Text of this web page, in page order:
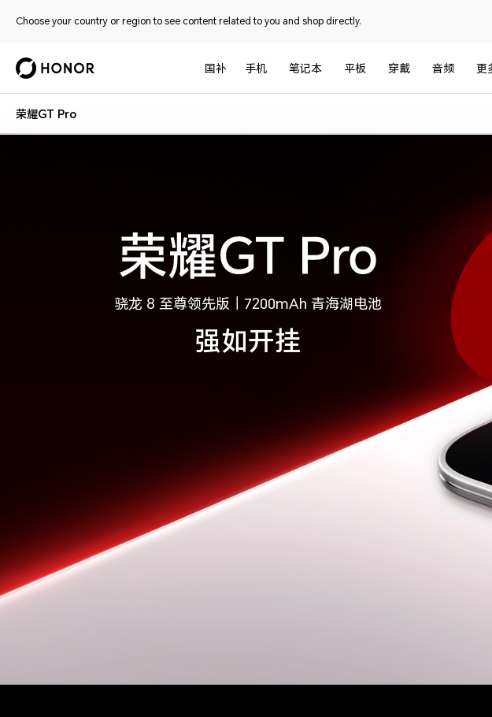
Choose your country or region to see content related to you and shop directly.
国补 手机 笔记本 平板 穿戴 音频 更
荣耀GT Pro
骁龙 8 至尊领先版｜7200mAh 青海湖电池
强如开挂